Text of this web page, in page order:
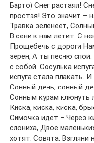
Барто) Снег растаял!
простая! Это значит –
Травка зеленеет,
В сени к нам летит. С
Прощебечь с дороги
зерен, А ты песню
с собой. Сосулька
испуга стала плакать.
Сонный день, сонный
Сонным курам клюнуть
Киска, киска, киска,
Симочка идет – Через
слониха, Двое
хотят. Совята. Взгляни